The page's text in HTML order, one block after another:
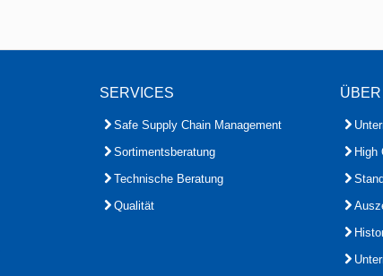
SERVICES
Safe Supply Chain Management
Sortimentsberatung
Technische Beratung
Qualität
High